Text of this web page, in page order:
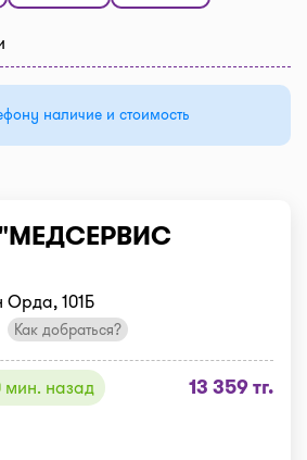
наличие и стоимость
"МЕДСЕРВИС
Орда, 101Б
Как добраться?
назад 13 359 тг.